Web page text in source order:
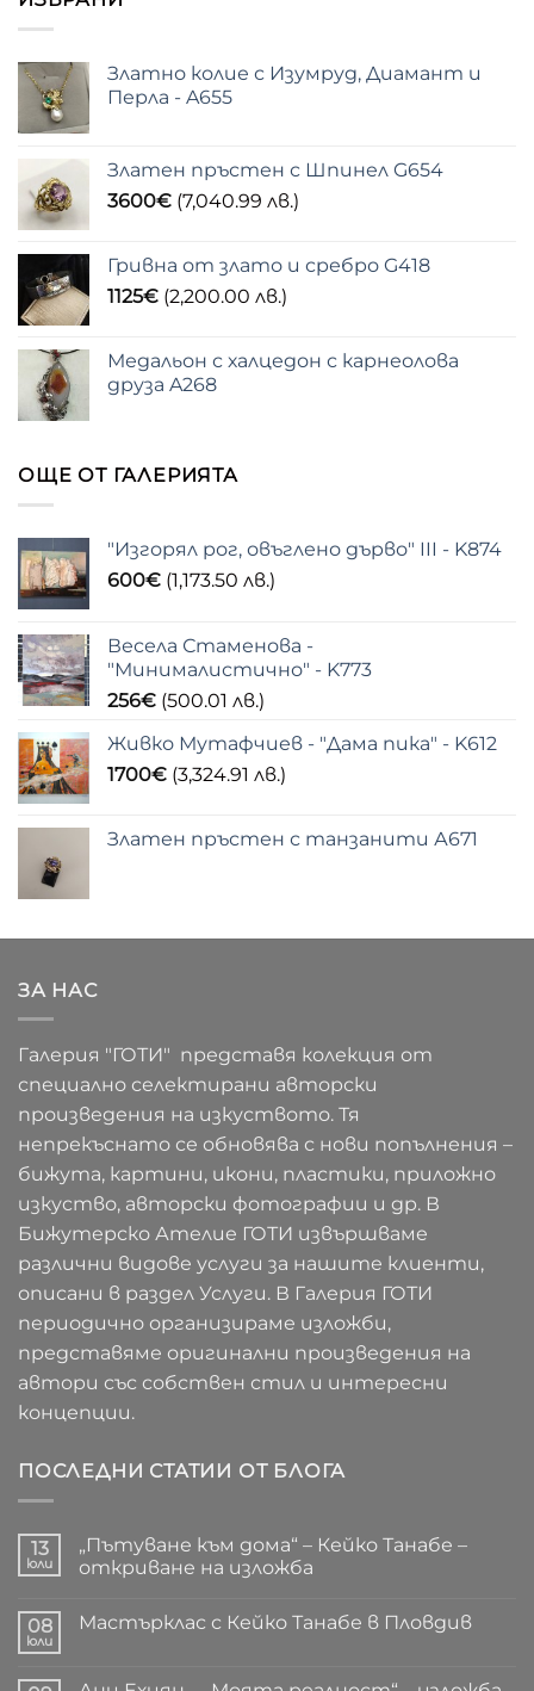
Златно колие с Изумруд, Диамант и
Перла - A655
Златен пръстен с Шпинел G654
3600€ (7,040.99 лв.)
Гривна от злато и сребро G418
1125€ (2,200.00 лв.)
Медальон с халцедон с карнеолова
друза A268
ОЩЕ ОТ ГАЛЕРИЯТА
"Изгорял рог, овъглено дърво" III - K874
600€ (1,173.50 лв.)
Весела Стаменова -
"Минималистично" - K773
256€ (500.01 лв.)
Живко Мутафчиев - "Дама пика" - K612
1700€ (3,324.91 лв.)
Златен пръстен с танзанити А671
ЗА НАС
Галерия "ГОТИ" представя колекция от
специално селектирани авторски
произведения на изкуството. Тя
непрекъснато се обновява с нови попълнения –
бижута, картини, икони, пластики, приложно
изкуство, авторски фотографии и др. В
Бижутерско Ателие ГОТИ извършваме
различни видове услуги за нашите клиенти,
описани в раздел Услуги. В Галерия ГОТИ
периодично организираме изложби,
представяме оригинални произведения на
автори със собствен стил и интересни
концепции.
ПОСЛЕДНИ СТАТИИ ОТ БЛОГА
13
юли
„Пътуване към дома“ – Кейко Танабе –
откриване на изложба
за
„Пътуване
08
юли
Мастърклас с Кейко Танабе в Пловдив